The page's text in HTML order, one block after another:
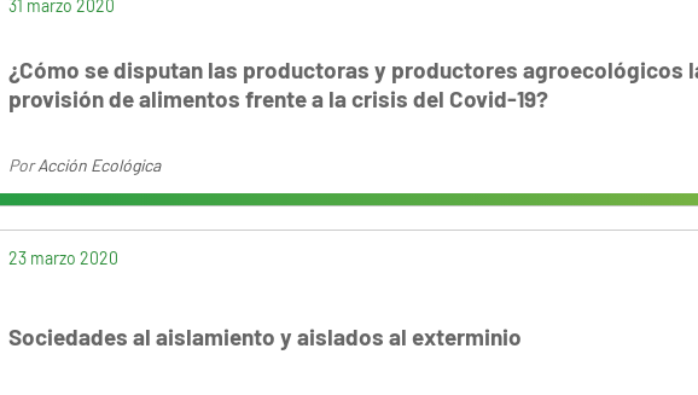
31 marzo 2020
¿Cómo se disputan las productoras y productores agroecológicos
provisión de alimentos frente a la crisis del Covid-19?
PorAcción Ecológica
23 marzo 2020
Sociedades al aislamiento y aislados al exterminio